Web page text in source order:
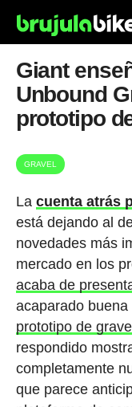
Giant
Unbound
prototipo
GRAVEL
La cuenta atrás
está dejando al
novedades más
mercado en los
acaba de
acaparado
prototipo de
respondido
completamente
que parece